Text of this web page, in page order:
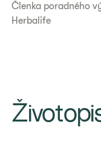
Členka poradného
Herbalife